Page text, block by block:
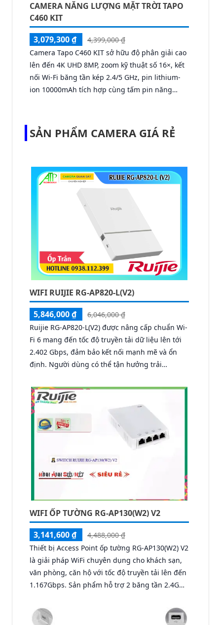
CAMERA NĂNG LƯỢNG MẶT TRỜI TAPO
C460 KIT
3,079,300 ₫
4,399,000 ₫
Camera Tapo C460 KIT sở hữu độ phân giải cao
lên đến 4K UHD 8MP, zoom kỹ thuật số 16×, kết
nối Wi-Fi băng tần kép 2.4/5 GHz, pin lithium-
ion 10000mAh tích hợp cùng tấm pin năng
Starlight, tầm nhìn lên đến 15 m.
SẢN PHẨM CAMERA GIÁ RẺ
WIFI RUIJIE RG-AP820-L(V2)
5,846,000 ₫
6,046,000 ₫
Ruijie RG-AP820-L(V2) được nâng cấp chuẩn Wi-
Fi 6 mang đến tốc độ truyền tải dữ liệu lên tới
2.402 Gbps, đảm bảo kết nối mạnh mẽ và ổn
định. Người dùng có thể tận hưởng trải
liên tục của dịch vụ ngay cả khi di chuyển trong
không gian rộng.
WIFI ỐP TƯỜNG RG-AP130(W2) V2
3,141,600 ₫
4,488,000 ₫
Thiết bị Access Point ốp tường RG-AP130(W2) V2
là giải pháp WiFi chuyên dụng cho khách sạn,
văn phòng, căn hộ với tốc độ truyền tải lên đến
1.167Gbps. Sản phẩm hỗ trợ 2 băng tần 2.4GHz
nối nhanh, ổn định với thiết kế gọn gàng ốp
tường, thiết bị tích hợp 4 cổng Ethernet Gigabit